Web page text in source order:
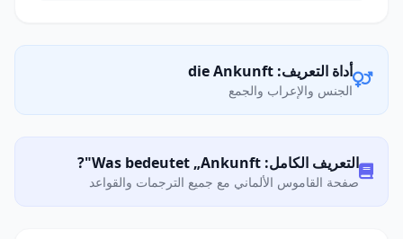
أداة التعريف: die Ankunft
الجنس والإعراب والجمع
التعريف الكامل: Was bedeutet „Ankunft"?
صفحة القاموس الألماني مع جميع الترجمات والقواعد